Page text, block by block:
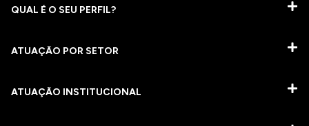
QUAL É O SEU PERFIL?
ATUAÇÃO POR SETOR
ATUAÇÃO INSTITUCIONAL